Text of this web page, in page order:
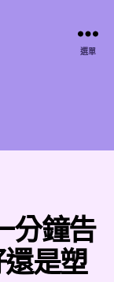
選單
分鐘告
是塑